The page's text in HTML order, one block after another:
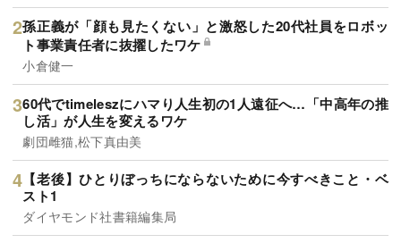
孫正義が「顔も見たくない」と激怒した20代社員をロボッ
ト事業責任者に抜擢したワケ
小倉健一
60代でtimeleszにハマり人生初の1人遠征へ…「中高年の推
し活」が人生を変えるワケ
劇団雌猫,松下真由美
【老後】ひとりぼっちにならないために今すべきこと・ベ
スト1
ダイヤモンド社書籍編集局